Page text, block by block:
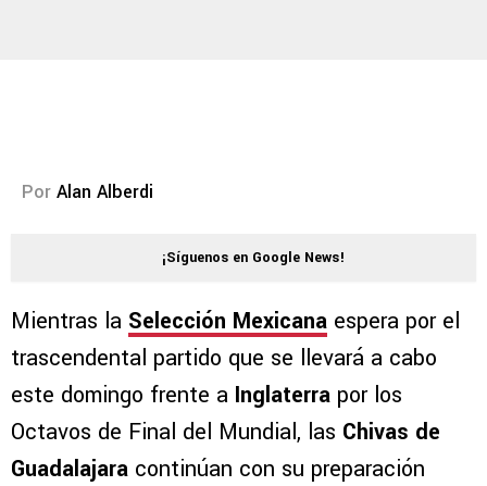
Por Alan Alberdi
¡Síguenos en Google News!
Mientras la Selección Mexicana espera por el
trascendental partido que se llevará a cabo
este domingo frente a Inglaterra por los
Octavos de Final del Mundial, las Chivas de
Guadalajara continúan con su preparación